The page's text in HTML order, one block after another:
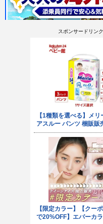
スポンサードリンク